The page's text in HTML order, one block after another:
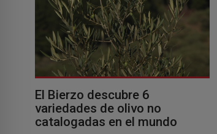
El Bierzo descubre 6
variedades de olivo no
catalogadas en el mundo